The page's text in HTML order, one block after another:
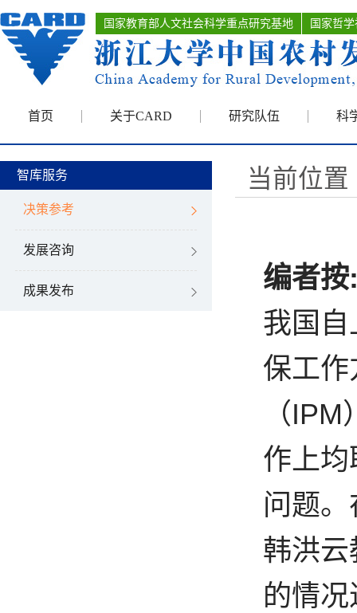
国家教育部人文社会科学重点研究基地 国家哲
首页 关于CARD 研究队伍 科
智库服务
决策参考
发展咨询
成果发布
当前位置
编者按
我国
保工
（
作上
问题
韩洪
的情